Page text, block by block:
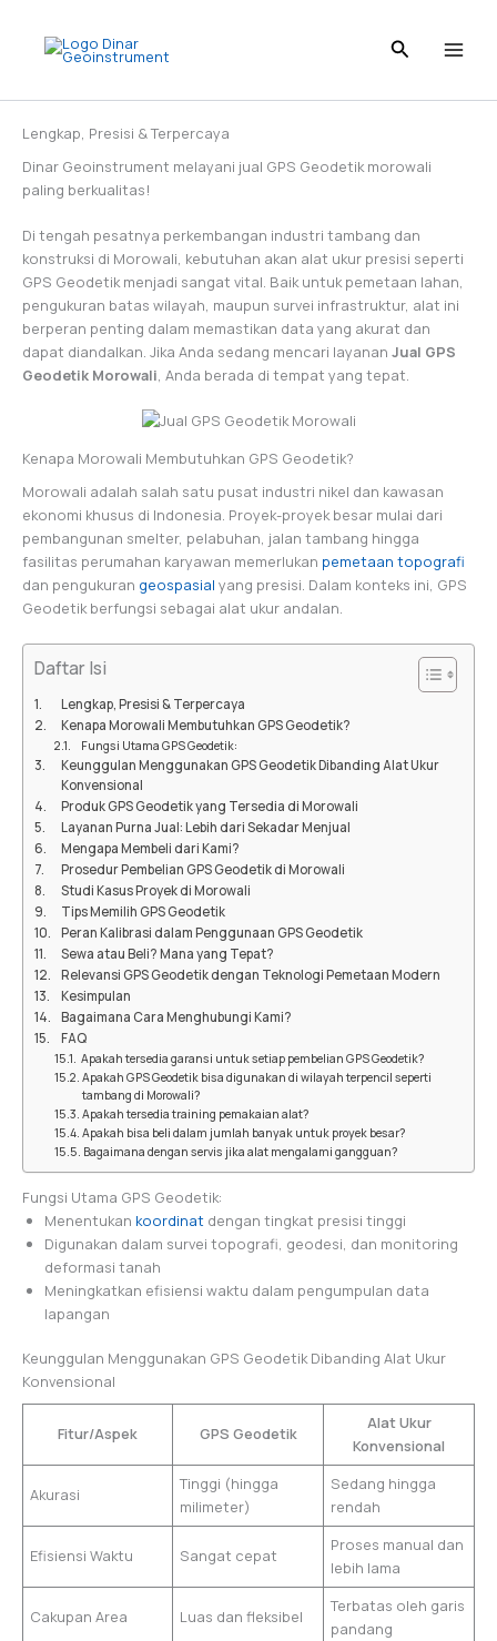
content
Lengkap, Presisi & Terpercaya
Dinar Geoinstrument melayani jual GPS Geodetik morowali
paling berkualitas!
Di tengah pesatnya perkembangan industri tambang dan
konstruksi di Morowali, kebutuhan akan alat ukur presisi seperti
GPS Geodetik menjadi sangat vital. Baik untuk pemetaan lahan,
pengukuran batas wilayah, maupun survei infrastruktur, alat ini
berperan penting dalam memastikan data yang akurat dan
dapat diandalkan. Jika Anda sedang mencari layanan Jual GPS
Geodetik Morowali, Anda berada di tempat yang tepat.
Kenapa Morowali Membutuhkan GPS Geodetik?
Morowali adalah salah satu pusat industri nikel dan kawasan
ekonomi khusus di Indonesia. Proyek-proyek besar mulai dari
pembangunan smelter, pelabuhan, jalan tambang hingga
fasilitas perumahan karyawan memerlukan pemetaan topografi
dan pengukuran geospasial yang presisi. Dalam konteks ini, GPS
Geodetik berfungsi sebagai alat ukur andalan.
Daftar Isi
Lengkap, Presisi & Terpercaya
Kenapa Morowali Membutuhkan GPS Geodetik?
Fungsi Utama GPS Geodetik:
Keunggulan Menggunakan GPS Geodetik Dibanding Alat Ukur
Konvensional
Produk GPS Geodetik yang Tersedia di Morowali
Layanan Purna Jual: Lebih dari Sekadar Menjual
Mengapa Membeli dari Kami?
Prosedur Pembelian GPS Geodetik di Morowali
Studi Kasus Proyek di Morowali
Tips Memilih GPS Geodetik
Peran Kalibrasi dalam Penggunaan GPS Geodetik
Sewa atau Beli? Mana yang Tepat?
Relevansi GPS Geodetik dengan Teknologi Pemetaan Modern
Kesimpulan
Bagaimana Cara Menghubungi Kami?
FAQ
Apakah tersedia garansi untuk setiap pembelian GPS Geodetik?
Apakah GPS Geodetik bisa digunakan di wilayah terpencil seperti
tambang di Morowali?
Apakah tersedia training pemakaian alat?
Apakah bisa beli dalam jumlah banyak untuk proyek besar?
Bagaimana dengan servis jika alat mengalami gangguan?
Fungsi Utama GPS Geodetik:
Menentukan koordinat dengan tingkat presisi tinggi
Digunakan dalam survei topografi, geodesi, dan monitoring
deformasi tanah
Meningkatkan efisiensi waktu dalam pengumpulan data
lapangan
Keunggulan Menggunakan GPS Geodetik Dibanding Alat Ukur
Konvensional
Fitur/Aspek GPS Geodetik
Alat Ukur
Konvensional
Akurasi
Tinggi (hingga
milimeter)
Sedang hingga
rendah
Efisiensi Waktu Sangat cepat
Proses manual dan
lebih lama
Cakupan Area Luas dan fleksibel
Terbatas oleh garis
pandang